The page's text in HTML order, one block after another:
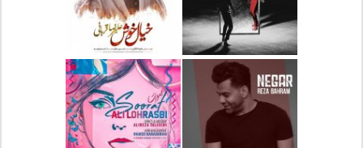
دانلود آلبوم جدید سیروان
خسروی بنام مونولوگ
دانلود آهنگ جدید علیرضا
قربانی بنام خیال خوش